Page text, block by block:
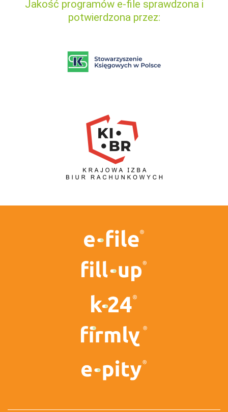
Jakość programów e-file sprawdzona i
potwierdzona przez: